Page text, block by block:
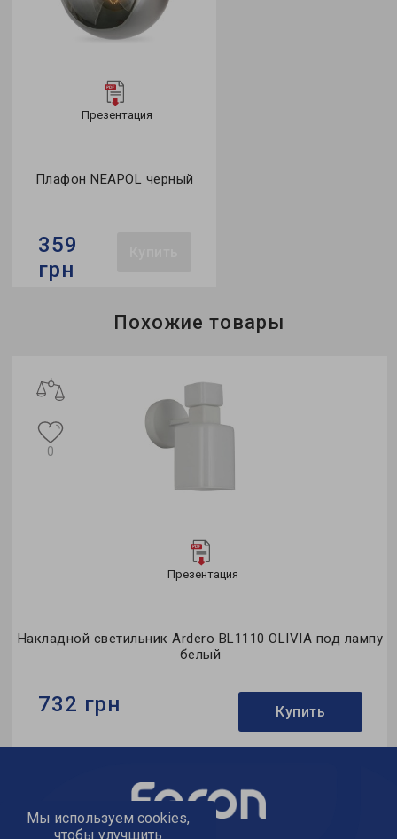
Презентация
Плафон NEAPOL черный
359
грн
NEAPOL
димерами:
Похожие товары
Презентация
Накладной светильник Ardero BL1110 OLIVIA под лампу
белый
0
732 грн Купить
для спальни
Коллекция:OLIVIA
Мы используем cookies,
чтобы улучшить